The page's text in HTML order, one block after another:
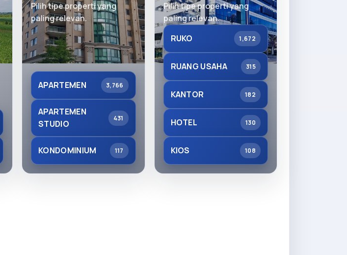
Pilih tipe properti yang
paling relevan.
APARTEMEN 3,766
APARTEMEN
STUDIO
431
KONDOMINIUM 117
Pilih tipe properti yang
paling relevan.
RUKO
1,672
RUANG USAHA 315
KANTOR 182
HOTEL 130
KIOS 108